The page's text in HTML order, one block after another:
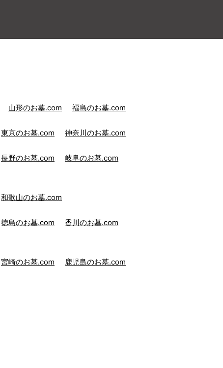
山形のお墓.com 福島のお墓.com
東京のお墓.com 神奈川のお墓.com
長野のお墓.com
岐阜のお墓.com
和歌山のお墓.com
徳島のお墓.com
香川のお墓.com
宮崎のお墓.com
鹿児島のお墓.com